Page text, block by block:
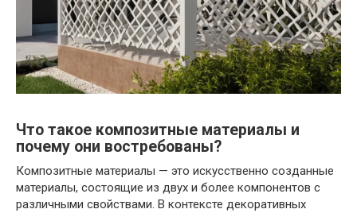
Что такое композитные материалы и
почему они востребованы?
Композитные материалы — это искусственно созданные
материалы, состоящие из двух и более компонентов с
различными свойствами. В контексте декоративных